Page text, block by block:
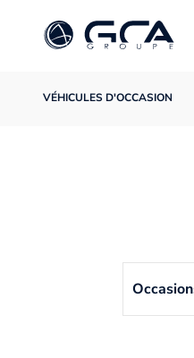
VÉHICULES D'OCCASION